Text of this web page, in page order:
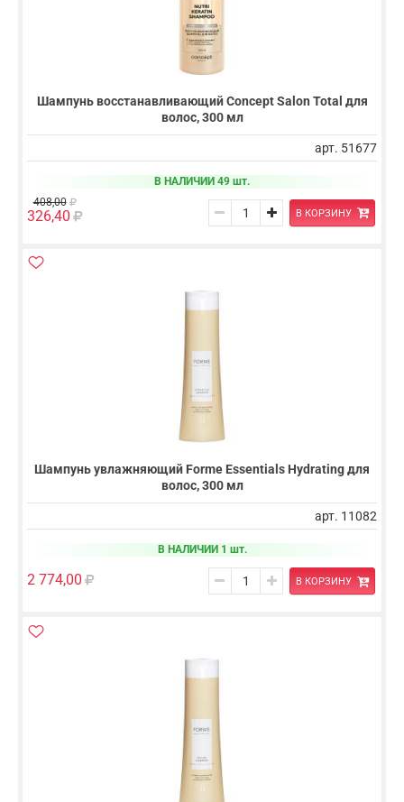
Шампунь восстанавливающий Concept Salon Total для
волос, 300 мл
арт. 51677
В НАЛИЧИИ 49 шт.
408,00
326,40 В КОРЗИНУ
Шампунь увлажняющий Forme Essentials Hydrating для
волос, 300 мл
арт. 11082
В НАЛИЧИИ 1 шт.
2 774,00 В КОРЗИНУ